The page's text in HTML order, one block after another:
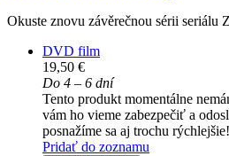
Okuste znovu závěrečnou sérii seriálu
DVD film
19,50 €
Do 4 – 6 dní
Tento produkt momentálne
vám ho vieme zabezpečiť a
posnažíme sa aj trochu rýchlejšie!
Pridať do zoznamu